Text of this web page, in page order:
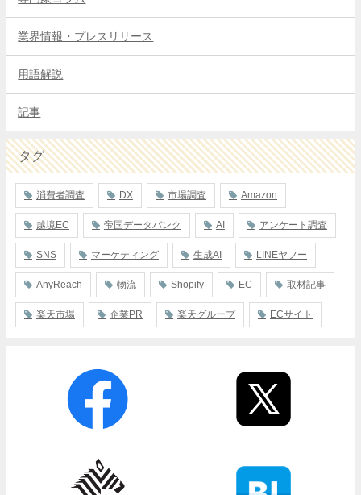
業界情報・プレスリリース
用語解説
記事
タグ
消費者調査 DX 市場調査 Amazon
越境EC 帝国データバンク AI アンケート調査
SNS マーケティング 生成AI LINEヤフー
AnyReach 物流 Shopify EC 取材記事
楽天市場 企業PR 楽天グループ ECサイト